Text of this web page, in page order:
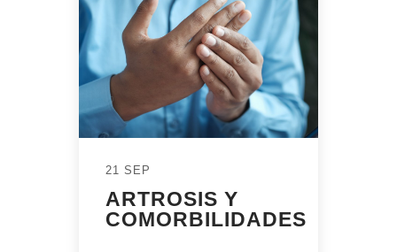
21 SEP
ARTROSIS Y
COMORBILIDADES